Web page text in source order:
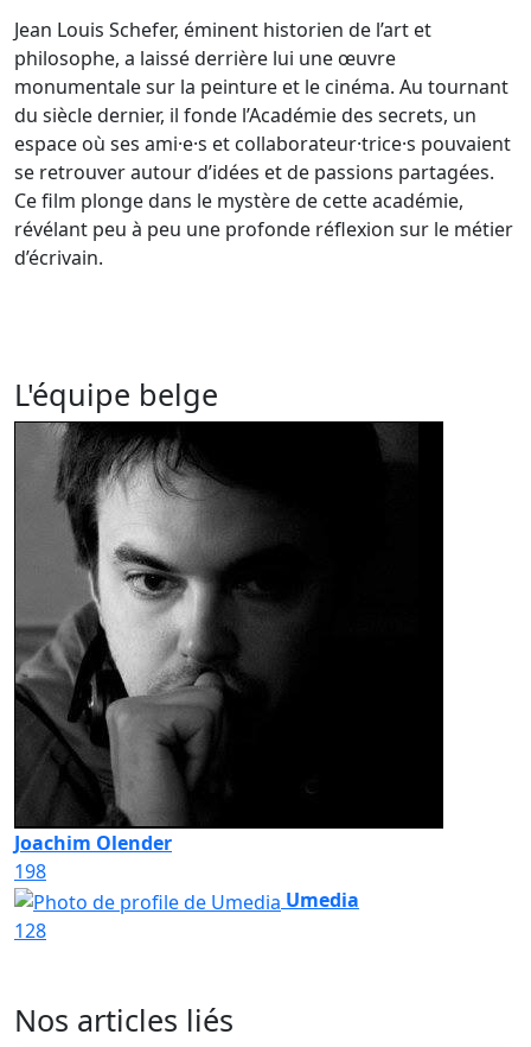
Jean Louis Schefer, éminent historien de l’art et
philosophe, a laissé derrière lui une œuvre
monumentale sur la peinture et le cinéma. Au tournant
du siècle dernier, il fonde l’Académie des secrets, un
espace où ses ami·e·s et collaborateur·trice·s pouvaient
se retrouver autour d’idées et de passions partagées.
Ce film plonge dans le mystère de cette académie,
révélant peu à peu une profonde réflexion sur le métier
d’écrivain.
L'équipe belge
Joachim Olender
198
Umedia
128
Nos articles liés